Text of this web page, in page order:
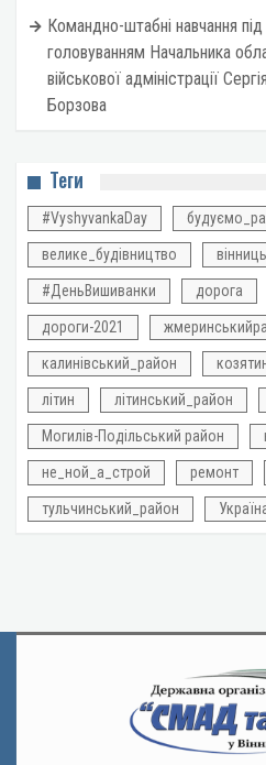
Командно-штабні навчання під
головуванням Начальника
військової адміністрації Сергія
Борзова
Теги
#VyshyvankaDay
велике_будівництво
#ДеньВишиванки дорога
дороги-2021
калинівський_район
літин літинський_район
Могилів-Подільський район
не_ной_а_строй ремонт
тульчинський_район